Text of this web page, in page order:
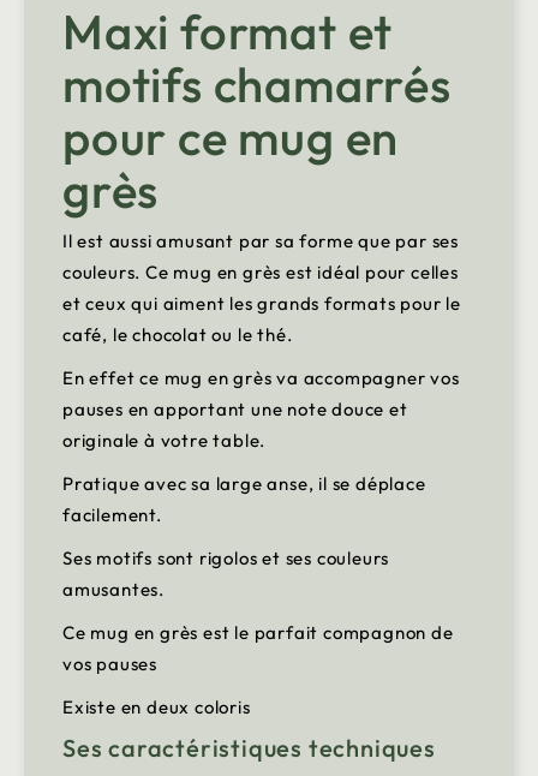
Maxi format et
motifs chamarrés
pour ce mug en
grès
Il est aussi amusant par sa forme que par ses
couleurs. Ce mug en grès est idéal pour celles
et ceux qui aiment les grands formats pour le
café, le chocolat ou le thé.
En effet ce mug en grès va accompagner vos
pauses en apportant une note douce et
originale à votre table.
Pratique avec sa large anse, il se déplace
facilement.
Ses motifs sont rigolos et ses couleurs
amusantes.
Ce mug en grès est le parfait compagnon de
vos pauses
Existe en deux coloris
Ses caractéristiques techniques